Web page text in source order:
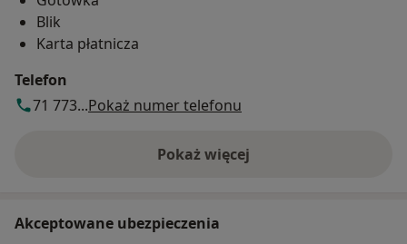
Blik
Karta płatnicza
Telefon
71 773...Pokaż numer telefonu
Pokaż więcej
o adresie
Akceptowane ubezpieczenia